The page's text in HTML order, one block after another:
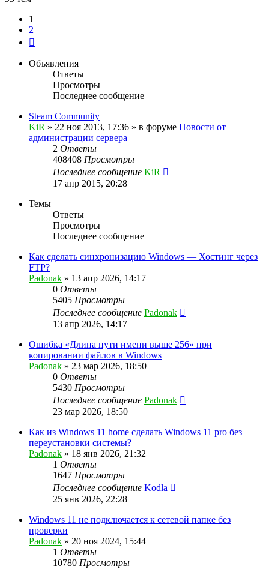
1
2
Объявления
Ответы
Просмотры
Последнее сообщение
Steam Community
KiR » 22 ноя 2013, 17:36 » в форуме Новости от
администрации сервера
2 Ответы
408408 Просмотры
Последнее сообщение KiR
17 апр 2015, 20:28
Темы
Ответы
Просмотры
Последнее сообщение
Как сделать синхронизацию Windows — Хостинг через
FTP?
Padonak » 13 апр 2026, 14:17
0 Ответы
5405 Просмотры
Последнее сообщение Padonak
13 апр 2026, 14:17
Ошибка «Длина пути имени выше 256» при
копировании файлов в Windows
Padonak » 23 мар 2026, 18:50
0 Ответы
5430 Просмотры
Последнее сообщение Padonak
23 мар 2026, 18:50
Как из Windows 11 home сделать Windows 11 pro без
переустановки системы?
Padonak » 18 янв 2026, 21:32
1 Ответы
1647 Просмотры
Последнее сообщение Kodla
25 янв 2026, 22:28
Windows 11 не подключается к сетевой папке без
проверки
Padonak » 20 ноя 2024, 15:44
1 Ответы
10780 Просмотры